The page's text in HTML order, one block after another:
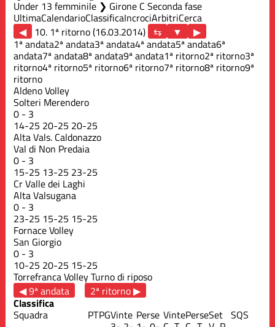
Under 13 femminile ❯ Girone C Seconda fase
UltimaCalendarioClassificaIncrociArbitriCerca
◀
10. 1ª ritorno (16.03.2014)
▶
1ª andata2ª andata3ª andata4ª andata5ª andata6ª
andata7ª andata8ª andata9ª andata1ª ritorno2ª ritorno3ª
ritorno4ª ritorno5ª ritorno6ª ritorno7ª ritorno8ª ritorno9ª
ritorno
Aldeno Volley
Solteri Merendero
0 - 3
14-25 20-25 20-25
Alta Vals. Caldonazzo
Val di Non Predaia
0 - 3
15-25 13-25 23-25
Cr Valle dei Laghi
Alta Valsugana
0 - 3
23-25 15-25 15-25
Fornace Volley
San Giorgio
0 - 3
10-25 20-25 15-25
Torrefranca VolleyTurno di riposo
◀ 9ª andata
2ª ritorno ▶
Classifica
Squadra PTPGVinte Perse VintePerseSet SQS